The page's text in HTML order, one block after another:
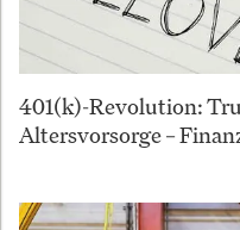
401(k)-Revolution:
Altersvorsorge –